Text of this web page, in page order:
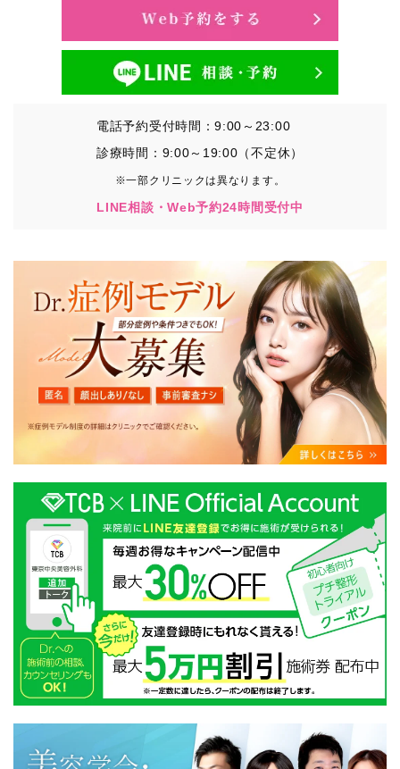
・その他、特定の個人を識別することができる情報
②TCBグループが各種サービスの利用に関連して取得す
日時、閲覧履歴等に関連する情報
（これには、Cookie情報、アクセスログ等の利用状況に
関する情報を含みます。）
③TCBグループが第三者から間接的に収集する情報
患者様の同意を得た上で、以下の情報をパブリックDMP
・患者様の閲覧履歴、端末等の情報
【利用目的】
TCBグループは取得情報を以下の目的で利用いたしま
す。
・クリニックの来院予約、医療サービスの提供、医療関
連商品の販売、アフターケア対応、これらに付随する諸
対応等のサービス提供のため
・医療サービスの提供に関する他の医療機関、検査機関
及び研究機関との連携のため
・サービス向上を目的とした医療サービス・販売する医
療関連商品に関する患者様へのアンケートの送受信及び
これに付随する諸対応のため
・Cookie等の技術を用いたアクセス履歴、閲覧記録等に
関する情報の収集、分析
・閲覧記録等から趣味・嗜好を分析した情報を使用して
の広告に利用するため
・お問い合わせ又はご意見の内容確認及びその対応のた
め
・患者様のサービス利用状況の分析及び症例研究のため
・広告、宣伝、マーケティングのため
電話予約受付時間：9:00～23:00
診療時間：9:00～19:00（不定休）
※一部クリニックは異なります。
LINE相談・Web予約24時間受付中